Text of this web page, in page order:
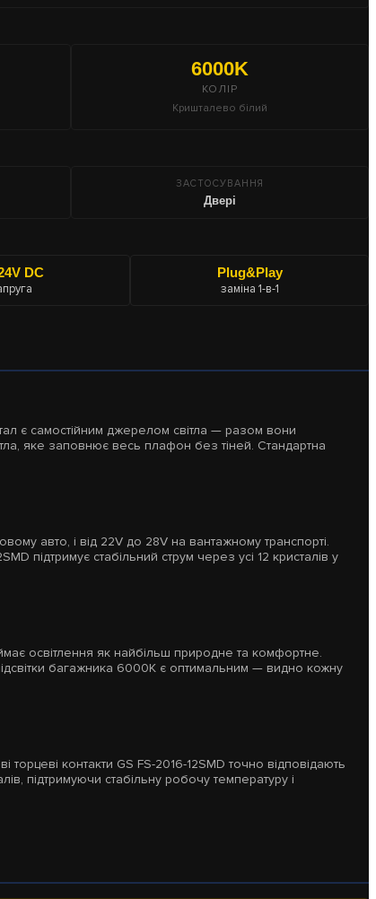
6000K
КОЛІР
Кришталево білий
ЗАСТОСУВАННЯ
Двері
DC Plug&Play
заміна 1-в-1
є самостійним джерелом світла — разом вони
яке заповнює весь плафон без тіней. Стандартна
авто, і від 22V до 28V на вантажному транспорті.
підтримує стабільний струм через усі 12 кристалів у
освітлення як найбільш природне та комфортне.
багажника 6000K є оптимальним — видно кожну
контакти GS FS-2016-12SMD точно відповідають
підтримуючи стабільну робочу температуру і